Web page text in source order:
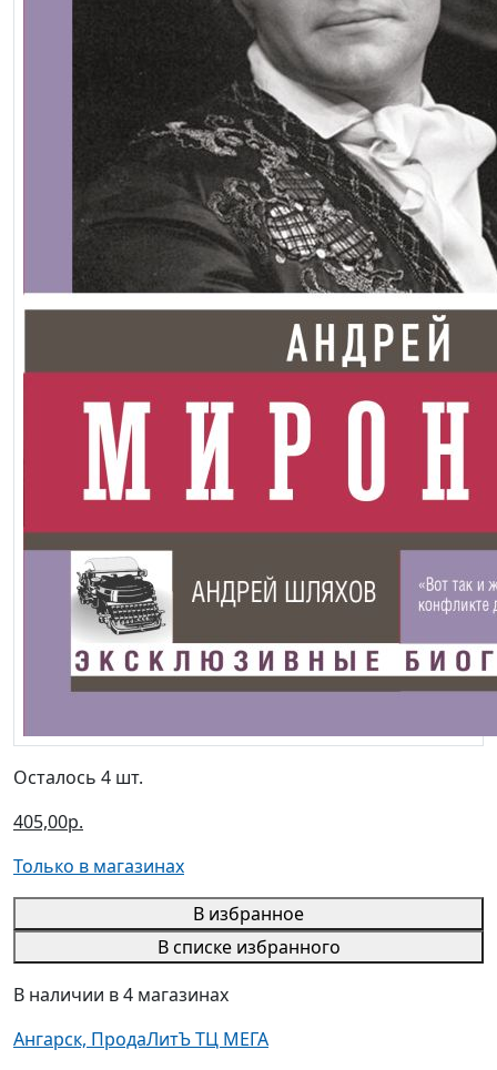
Осталось 4 шт.
405,00р.
Только в магазинах
В избранное
В списке избранного
В наличии в 4 магазинах
Ангарск, ПродаЛитЪ ТЦ МЕГА